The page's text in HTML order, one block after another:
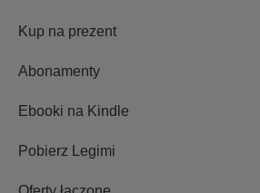
Kup na prezent
Abonamenty
Ebooki na Kindle
Pobierz Legimi